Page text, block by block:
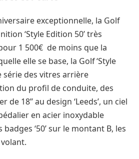
exceptionnelle, la Golf
‘Style Edition 50’ très
1 500€ de moins que la
elle se base, la Golf ‘Style
série des vitres arrière
du profil de conduite, des
de 18’’ au design ‘Leeds’, un ciel
en acier inoxydable
‘50’ sur le montant B, les